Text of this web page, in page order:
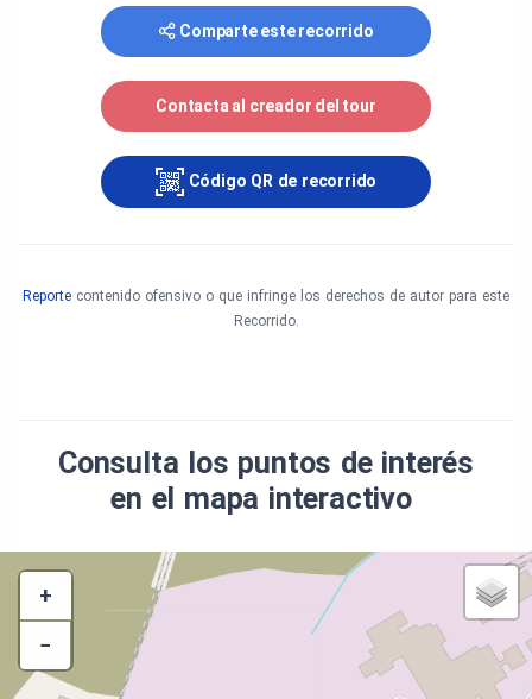
Comparte este recorrido
Contacta al creador del tour
Código QR de recorrido
Reporte contenido ofensivo o que infringe los derechos de autor para este
Recorrido.
Consulta los puntos de interés
en el mapa interactivo
+
−